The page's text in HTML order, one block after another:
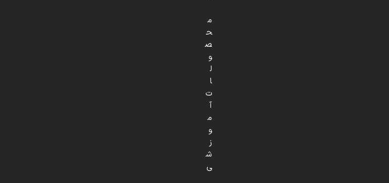
م
ح
ص
و
ل
ا
ت
آ
م
و
ز
ش
ی